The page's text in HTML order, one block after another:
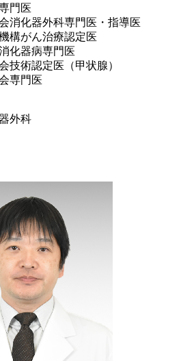
門医
消化器外科専門医・指導医
構がん治療認定医
化器病専門医
技術認定医（甲状腺）
専門医
外科